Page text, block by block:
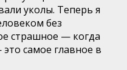
уколы. Теперь я
без
страшное — когда
самое главное в